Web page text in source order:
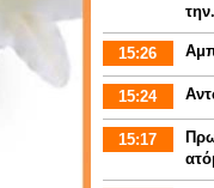
15:26
15:24
15:17